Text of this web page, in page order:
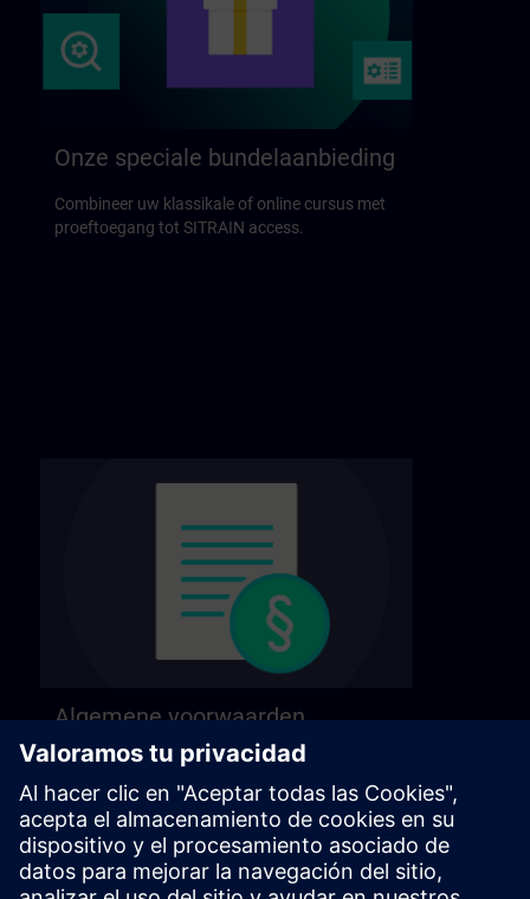
Onze speciale bundelaanbieding
Combineer uw klassikale of online cursus met
proeftoegang tot SITRAIN access.
Algemene voorwaarden
Lees onze algemene voorwaarden op de
volgende pagina.